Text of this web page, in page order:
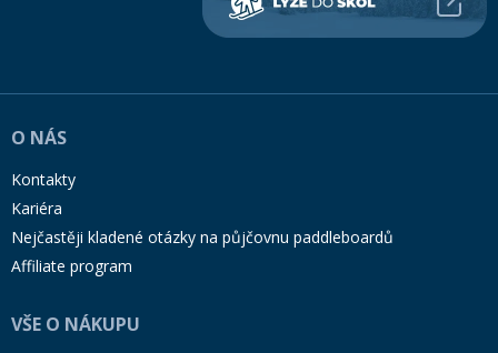
O NÁS
Kontakty
Kariéra
Nejčastěji kladené otázky na půjčovnu paddleboardů
Affiliate program
VŠE O NÁKUPU